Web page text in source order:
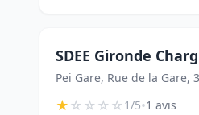
SDEE Gironde
Pei Gare, Rue de la Gare,
★☆☆☆☆1/5•1 avis